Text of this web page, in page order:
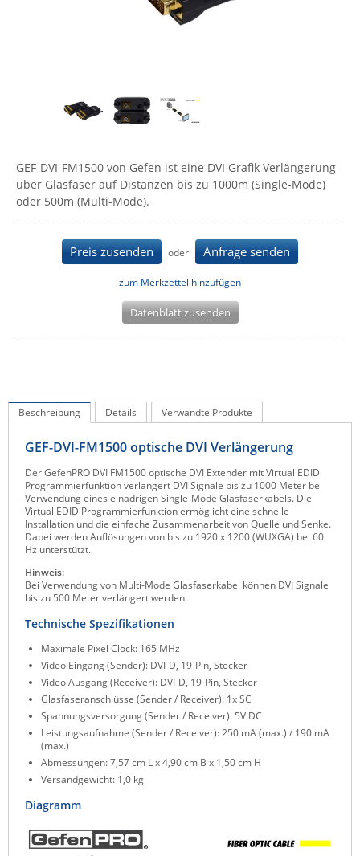
Wi-Fi - WLAN - Wireless
Enginko - mcf88
Fokus Technologies
Gefen
Guntermann & Drunck
Ihse
Kramer Electronics
KVM TEC
Legrand
LigoWave
Milesight
Moxa
Panorama Antennas
PatchSee
Power Kingdom
Poynting
Raritan
Riello UPS
Server Technology
Siretta
SIRIO Antenne
GEF-DVI-FM1500 von Gefen ist eine DVI Grafik Verlängerung
über Glasfaser auf Distanzen bis zu 1000m (Single-Mode)
oder 500m (Multi-Mode).
Preis zusenden oder Anfrage senden
zum Merkzettel hinzufügen
Datenblatt zusenden
Beschreibung Details Verwandte Produkte
GEF-DVI-FM1500 optische DVI Verlängerung
Der GefenPRO DVI FM1500 optische DVI Extender mit Virtual EDID
Programmierfunktion verlängert DVI Signale bis zu 1000 Meter bei
Verwendung eines einadrigen Single-Mode Glasfaserkabels. Die
Virtual EDID Programmierfunktion ermöglicht eine schnelle
Installation und die einfache Zusammenarbeit von Quelle und Senke.
Dabei werden Auflösungen von bis zu 1920 x 1200 (WUXGA) bei 60
Hz unterstützt.
Hinweis:
Bei Verwendung von Multi-Mode Glasfaserkabel können DVI Signale
bis zu 500 Meter verlängert werden.
Technische Spezifikationen
Maximale Pixel Clock: 165 MHz
Video Eingang (Sender): DVI-D, 19-Pin, Stecker
Video Ausgang (Receiver): DVI-D, 19-Pin, Stecker
Glasfaseranschlüsse (Sender / Receiver): 1x SC
Spannungsversorgung (Sender / Receiver): 5V DC
Leistungsaufnahme (Sender / Receiver): 250 mA (max.) / 190 mA
(max.)
Abmessungen: 7,57 cm L x 4,90 cm B x 1,50 cm H
Versandgewicht: 1,0 kg
Diagramm